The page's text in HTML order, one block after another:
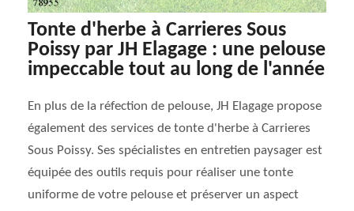
Tonte d'herbe à Carrieres Sous
Poissy par JH Elagage : une pelouse
impeccable tout au long de l'année
En plus de la réfection de pelouse, JH Elagage propose
également des services de tonte d'herbe à Carrieres
Sous Poissy. Ses spécialistes en entretien paysager est
équipée des outils requis pour réaliser une tonte
uniforme de votre pelouse et préserver un aspect